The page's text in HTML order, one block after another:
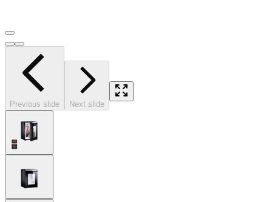
Previous slide Next slide